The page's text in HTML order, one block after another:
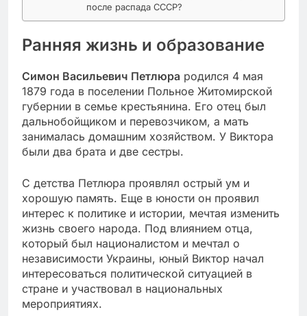
после распада СССР?
Ранняя жизнь и образование
Симон Васильевич Петлюра родился 4 мая
1879 года в поселении Польное Житомирской
губернии в семье крестьянина. Его отец был
дальнобойщиком и перевозчиком, а мать
занималась домашним хозяйством. У Виктора
были два брата и две сестры.
С детства Петлюра проявлял острый ум и
хорошую память. Еще в юности он проявил
интерес к политике и истории, мечтая изменить
жизнь своего народа. Под влиянием отца,
который был националистом и мечтал о
независимости Украины, юный Виктор начал
интересоваться политической ситуацией в
стране и участвовал в национальных
мероприятиях.